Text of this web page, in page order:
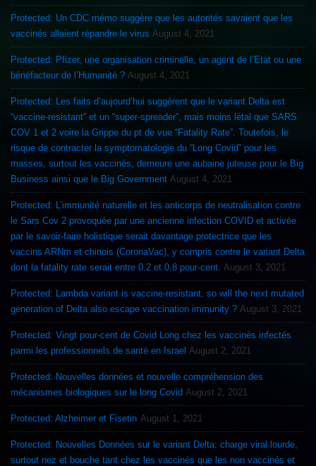
Protected: Un CDC mémo suggère que les autorités savaient que les
vaccinés allaient répandre le virus August 4, 2021
Protected: Pfizer, une organisation criminelle, un agent de l’Etat ou une
bénéfacteur de l’Humanité ? August 4, 2021
Protected: Les faits d’aujourd’hui suggèrent que le variant Delta est
“vaccine-resistant” et un “super-spreader”, mais moins létal que SARS
COV 1 et 2 voire la Grippe du pt de vue “Fatality Rate”. Toutefois, le
risque de contracter la symptomatologie du “Long Covid” pour les
masses, surtout les vaccinés, demeure une aubaine juteuse pour le Big
Business ainsi que le Big Government August 4, 2021
Protected: L’immunité naturelle et les anticorps de neutralisation contre
le Sars Cov 2 provoquée par une ancienne infection COVID et activée
par le savoir-faire holistique serait davantage protectrice que les
vaccins ARNm et chinois (CoronaVac), y compris contre le variant Delta
dont la fatality rate serait entre 0.2 et 0.8 pour-cent. August 3, 2021
Protected: Lambda variant is vaccine-resistant, so will the next mutated
generation of Delta also escape vaccination immunity ? August 3, 2021
Protected: Vingt pour-cent de Covid Long chez les vaccinés infectés
parmi les professionnels de santé en Israel August 2, 2021
Protected: Nouvelles données et nouvelle compréhension des
mécanismes biologiques sur le long Covid August 2, 2021
Protected: Alzheimer et Fisetin August 1, 2021
Protected: Nouvelles Données sur le variant Delta: charge viral lourde,
surtout nez et bouche tant chez les vaccinés que les non vaccinés et